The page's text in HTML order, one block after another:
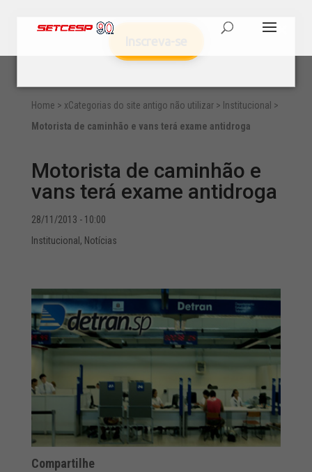
Home > xCategorias do site antigo não utilizar> Institucional >
Motorista de caminhão e vans terá exame antidroga
Motorista de caminhão e
vans terá exame antidroga
28/11/2013 - 10:00
Institucional , Notícias
Compartilhe